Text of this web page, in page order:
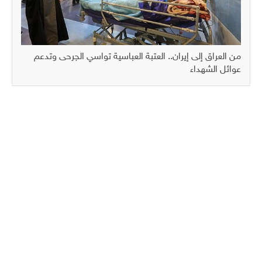
من العراق إلى إيران.. العتبة العباسية تواسي الجرحى وتدعم
عوائل الشهداء